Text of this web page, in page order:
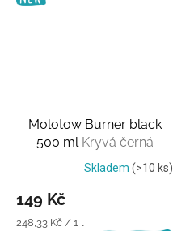
Molotow Burner black
500 ml Kryvá černá
Skladem (>10 ks)
149 Kč
Měrná
248,33 Kč / 1 l